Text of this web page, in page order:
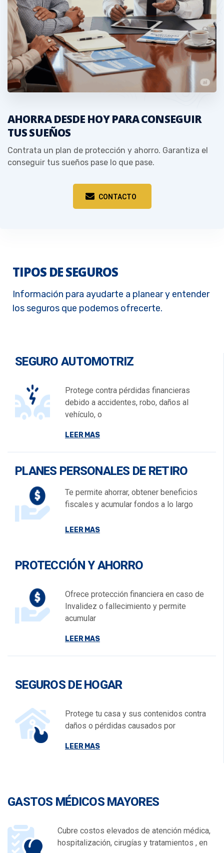
AHORRA DESDE HOY PARA CONSEGUIR
TUS SUEÑOS
Contrata un plan de protección y ahorro. Garantiza el
conseguir tus sueños pase lo que pase.
CONTACTO
TIPOS DE SEGUROS
Información para ayudarte a planear y entender
los seguros que podemos ofrecerte.
SEGURO AUTOMOTRIZ
Protege contra pérdidas financieras
debido a accidentes, robo, daños al
vehículo, o
LEER MAS
PLANES PERSONALES DE RETIRO
Te permite ahorrar, obtener beneficios
fiscales y acumular fondos a lo largo
LEER MAS
PROTECCIÓN Y AHORRO
Ofrece protección financiera en caso de
Invalidez o fallecimiento y permite
acumular
LEER MAS
SEGUROS DE HOGAR
Protege tu casa y sus contenidos contra
daños o pérdidas causados por
LEER MAS
GASTOS MÉDICOS MAYORES
Cubre costos elevados de atención médica,
hospitalización, cirugías y tratamientos , en